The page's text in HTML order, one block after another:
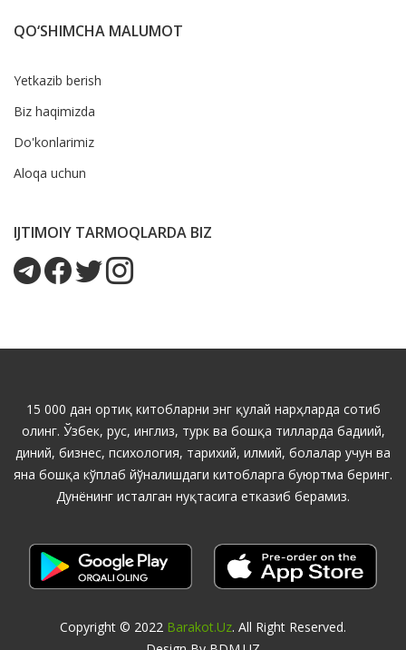
QO‘SHIMCHA MALUMOT
Yetkazib berish
Biz haqimizda
Do'konlarimiz
Aloqa uchun
IJTIMOIY TARMOQLARDA BIZ
15 000 дан ортиқ китобларни энг қулай нарҳларда сотиб
олинг. Ўзбек, рус, инглиз, турк ва бошқа тилларда бадиий,
диний, бизнес, психология, тарихий, илмий, болалар учун ва
яна бошқа кўплаб йўналишдаги китобларга буюртма беринг.
Дунёнинг исталган нуқтасига етказиб берамиз.
Copyright © 2022 Barakot.uz. All Right Reserved.